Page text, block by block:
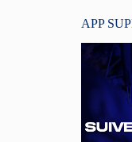
APP